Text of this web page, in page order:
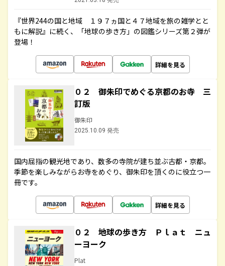
『世界244の国と地域 １９７ヵ国と４７地域を旅の雑学とと
もに解説』に続く、「地球の歩き方」の図鑑シリーズ第２弾が
登場！
詳細を見る
０２ 御朱印でめぐる京都のお寺 三
訂版
御朱印
2025.10.09 発売
国内屈指の観光地であり、数多の寺院が建ち並ぶ古都・京都。
季節を楽しみながらお寺をめぐり、御朱印を頂くのに役立つ一
冊です。
詳細を見る
０２ 地球の歩き方 Ｐｌａｔ ニュ
ーヨーク
Plat